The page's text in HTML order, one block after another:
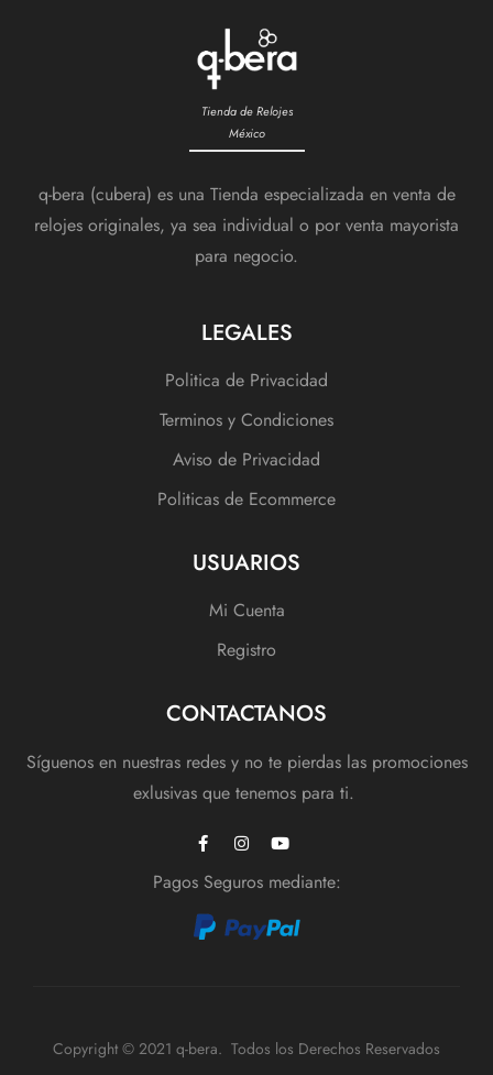
Tienda de Relojes
México
q-bera (cubera) es una Tienda especializada en venta de
relojes originales, ya sea individual o por venta mayorista
para negocio.
LEGALES
Politica de Privacidad
Terminos y Condiciones
Aviso de Privacidad
Politicas de Ecommerce
USUARIOS
Mi Cuenta
Registro
CONTACTANOS
Síguenos en nuestras redes y no te pierdas las promociones
exlusivas que tenemos para ti.
Pagos Seguros mediante:
Copyright © 2021 q-bera. Todos los Derechos Reservados